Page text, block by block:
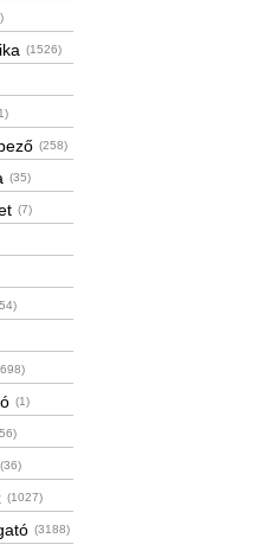
(1526)
(258)
(35)
(7)
(1)
(36)
(1027)
(3188)